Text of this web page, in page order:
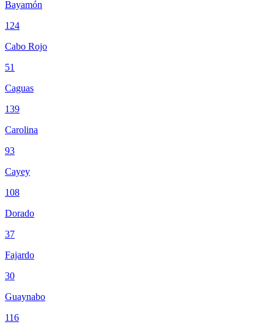
Bayamón
124
Cabo Rojo
51
Caguas
139
Carolina
93
Cayey
108
Dorado
37
Fajardo
30
Guaynabo
116